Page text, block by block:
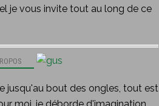
je vous invite tout au long de ce
jusqu'au bout des ongles, tout est